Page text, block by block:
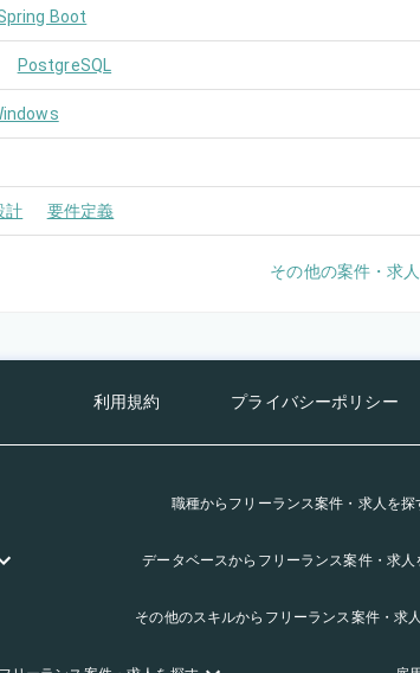
Boot
PostgreSQL
計 要件定義
その他の案件・求
利用規約 プライバシーポリシー
職種からフリーランス案件・求人を探
データベースからフリーランス案件・求人
その他のスキルからフリーランス案件・求